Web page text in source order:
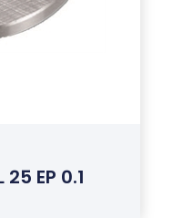
25 EP 0.1